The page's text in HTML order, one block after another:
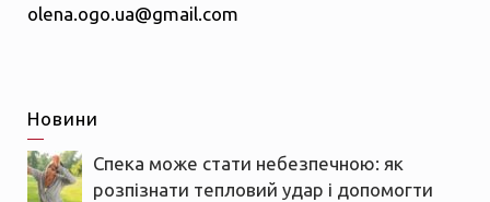
olena.ogo.ua@gmail.com
Новини
Спека може стати небезпечною: як
розпізнати тепловий удар і допомогти